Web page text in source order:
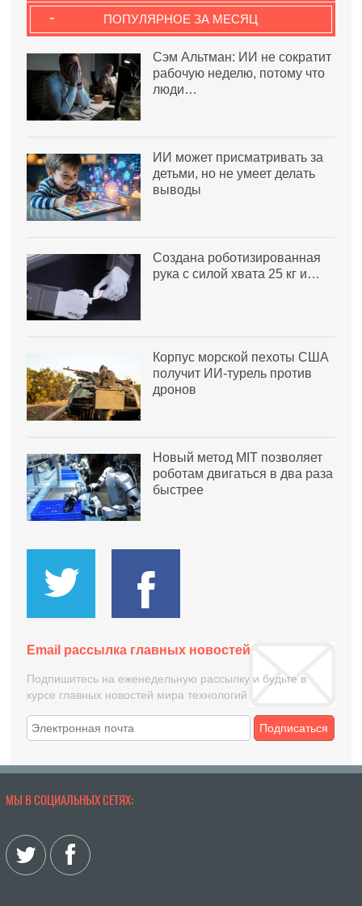
ПОПУЛЯРНОЕ ЗА МЕСЯЦ
-
Сэм Альтман: ИИ не сократит
рабочую неделю, потому что
люди…
ИИ может присматривать за
детьми, но не умеет делать
выводы
Создана роботизированная
рука с силой хвата 25 кг и…
Корпус морской пехоты США
получит ИИ-турель против
дронов
Новый метод MIT позволяет
роботам двигаться в два раза
быстрее
Email рассылка главных новостей
Подпишитесь на еженедельную рассылку и будьте в
курсе главных новостей мира технологий
Подписаться
МЫ В СОЦИАЛЬНЫХ СЕТЯХ: